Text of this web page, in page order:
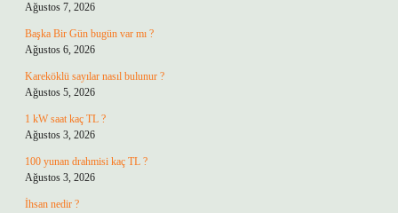
Ağustos 7, 2026
Başka Bir Gün bugün var mı ?
Ağustos 6, 2026
Kareköklü sayılar nasıl bulunur ?
Ağustos 5, 2026
1 kW saat kaç TL ?
Ağustos 3, 2026
100 yunan drahmisi kaç TL ?
Ağustos 3, 2026
İhsan nedir ?